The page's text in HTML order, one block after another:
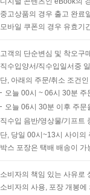
중고상품의 경우 출고 완료
모바일 쿠폰의 경우 유효기
고객의 단순변심 및 착오구
직수입양서/직수입일서중
단, 아래의 주문/취소 조건
오늘 00시 ~ 06시 30분
오늘 06시 30분 이후 주
직수입 음반/영상물/기프트
단, 당일 00시~13시 사이의
박스 포장은 택배 배송이
소비자의 책임 있는 사유로
소비자의 사용, 포장 개봉